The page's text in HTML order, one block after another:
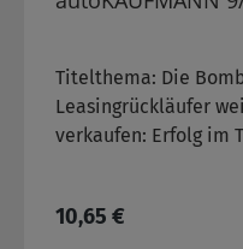
Titelthema: Die
Leasingrückläufer
verkaufen: Erfolg im
Regulärer Preis:
10,65 €